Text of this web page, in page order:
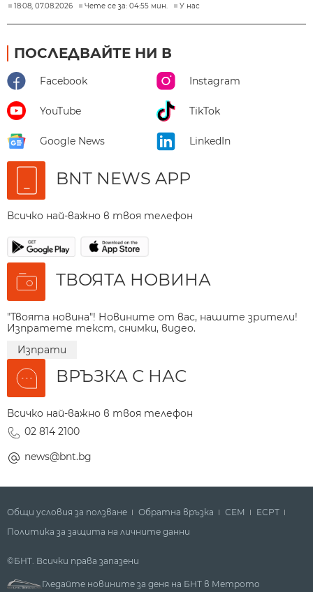
18:08, 07.08.2026 Чете се за: 04:55 мин. У нас
ПОСЛЕДВАЙТЕ НИ В
Facebook Instagram
YouTube TikTok
Google News LinkedIn
BNT NEWS APP
Всичко най-важно в твоя телефон
ТВОЯТА НОВИНА
"Твоята новина"! Новините от вас, нашите зрители!
Изпратете текст, снимки, видео.
Изпрати
ВРЪЗКА С НАС
Всичко най-важно в твоя телефон
02 814 2100
news@bnt.bg
Общи условия за ползване Обратна връзка СЕМ
ECPT
Политика за защита на личните данни
©БНТ. Всички права запазени
Гледайте новините за деня на БНТ в Метрото